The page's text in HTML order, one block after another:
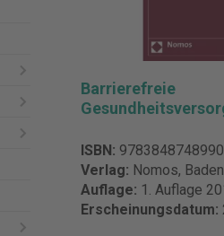
Barrierefreie
ISBN: 9783848748990
Verlag: Nomos,
Auflage: 1. Auflage
Erscheinungsdatum: